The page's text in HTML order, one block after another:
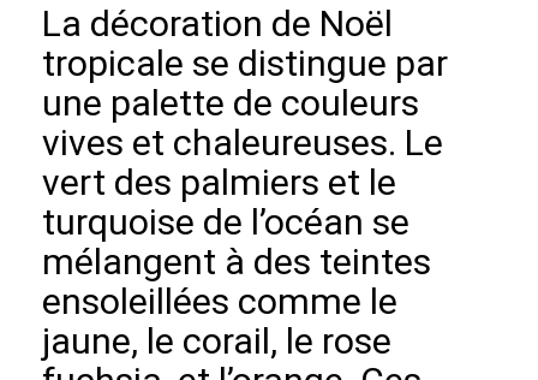
La décoration de Noël
tropicale se distingue par
une palette de couleurs
vives et chaleureuses. Le
vert des palmiers et le
turquoise de l’océan se
mélangent à des teintes
ensoleillées comme le
jaune, le corail, le rose